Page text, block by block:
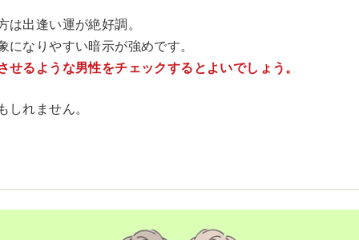
出逢い運が絶好調。
になりやすい暗示が強めです。
せるような男性をチェックするとよいでしょう。
れません。